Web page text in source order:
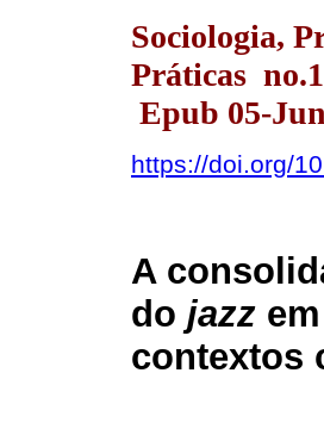
Sociologia,
Práticas
Epub 05-
https://doi.org/
A
do jazz
contextos